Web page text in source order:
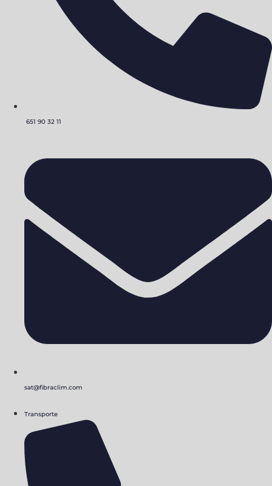
651 90 32 11
sat@fibraclim.com
Transporte